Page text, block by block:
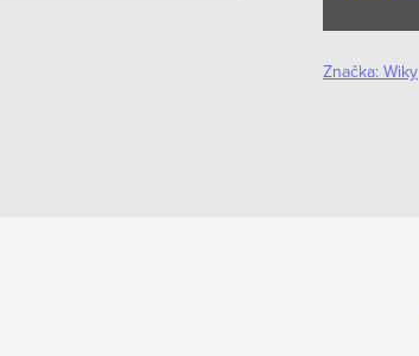
cena:
Značka: Wiky